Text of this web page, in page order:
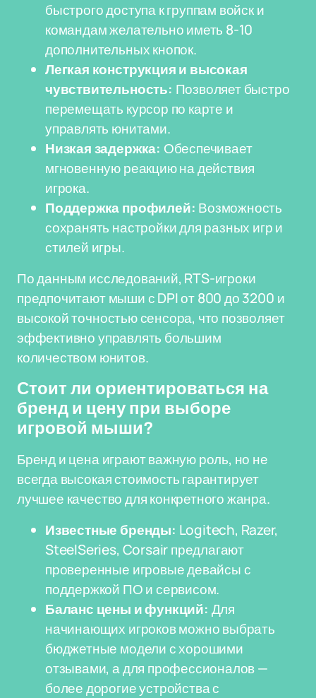
быстрого доступа к группам войск и
командам желательно иметь 8-10
дополнительных кнопок.
Легкая конструкция и высокая
чувствительность: Позволяет быстро
перемещать курсор по карте и
управлять юнитами.
Низкая задержка: Обеспечивает
мгновенную реакцию на действия
игрока.
Поддержка профилей: Возможность
сохранять настройки для разных игр и
стилей игры.
По данным исследований, RTS-игроки
предпочитают мыши с DPI от 800 до 3200 и
высокой точностью сенсора, что позволяет
эффективно управлять большим
количеством юнитов.
Стоит ли ориентироваться на
бренд и цену при выборе
игровой мыши?
Бренд и цена играют важную роль, но не
всегда высокая стоимость гарантирует
лучшее качество для конкретного жанра.
Известные бренды: Logitech, Razer,
SteelSeries, Corsair предлагают
проверенные игровые девайсы с
поддержкой ПО и сервисом.
Баланс цены и функций: Для
начинающих игроков можно выбрать
бюджетные модели с хорошими
отзывами, а для профессионалов —
более дорогие устройства с